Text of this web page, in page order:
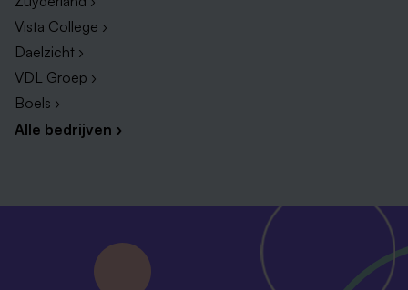
Vista College ›
Daelzicht ›
VDL Groep ›
Boels ›
Alle bedrijven ›